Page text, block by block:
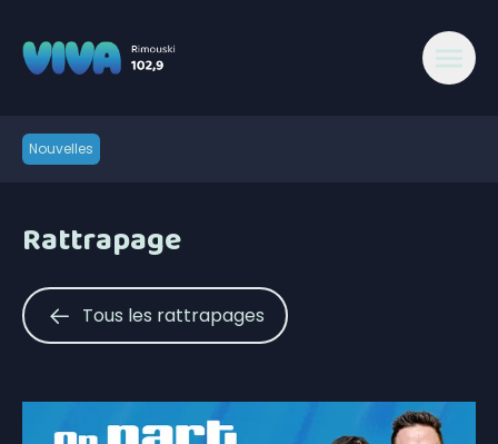
Nouvelles
Rattrapage
Tous les rattrapages